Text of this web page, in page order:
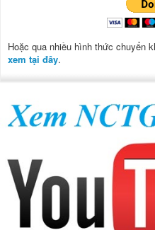
Hoặc qua nhiều hình thức chuyển
xem tại đây.